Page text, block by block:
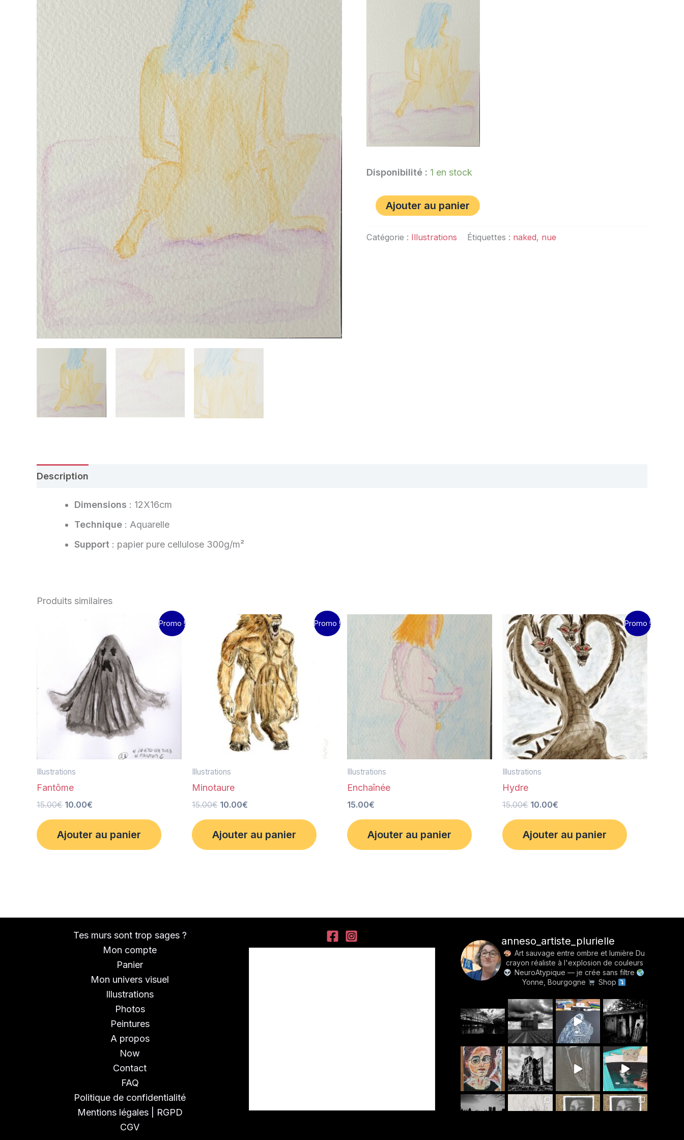
Disponibilité : 1 en stock
Ajouter au panier
Catégorie : Illustrations Étiquettes : naked, nue
Description
Dimensions : 12X16cm
Technique : Aquarelle
Support : papier pure cellulose 300g/m²
Produits similaires
Promo !
Illustrations
Fantôme
15.00€
15.00€.
10.00€
actuel
est :
10.00€.
Ajouter au panier
Promo !
Illustrations
Minotaure
15.00€
prix
initial
était :
15.00€.
10.00€
Le
prix
actuel
est :
10.00€.
Ajouter au panier
Illustrations
Enchaînée
15.00€
Ajouter au panier
Promo !
Illustrations
Hydre
15.00€
Le
prix
initial
était :
15.00€.
10.00€
Le
prix
actuel
est :
10.00€.
Ajouter au panier
Tes murs sont trop sages ?
Mon compte
Panier
Mon univers visuel
Illustrations
Photos
Peintures
A propos
Now
Contact
FAQ
Politique de confidentialité
Mentions légales | RGPD
CGV
anneso_artiste_plurielle
Art sauvage entre ombre et lumière Du
crayon réaliste à l'explosion de couleurs
NeuroAtypique — je crée sans filtre
Yonne, Bourgogne
Shop